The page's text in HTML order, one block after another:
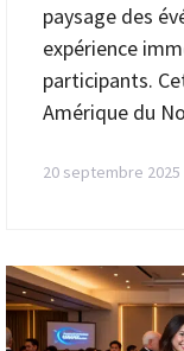
paysage des
expérience
participants.
Amérique du
20 septembre 2025